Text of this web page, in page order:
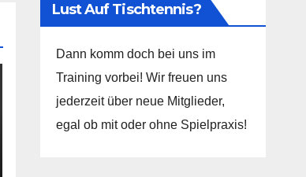
Lust Auf Tischtennis?
Dann komm doch bei uns im
Training vorbei! Wir freuen uns
jederzeit über neue Mitglieder,
egal ob mit oder ohne Spielpraxis!